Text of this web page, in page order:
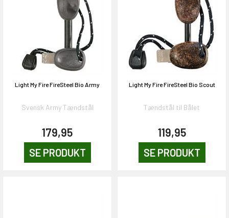
Light My Fire FireSteel Bio Army
Svensk Army Tændstål
179,95
SE PRODUKT
Light My Fire FireSteel Bio Scout
Tændstål til Bålet
119,95
SE PRODUKT